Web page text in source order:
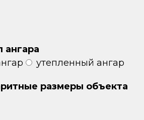
ангара
утепленный ангар
размеры объекта